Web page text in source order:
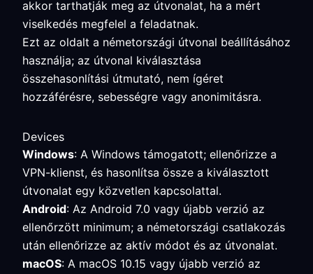
akkor tarthatják meg az útvonalat, ha a mért
viselkedés megfelel a feladatnak.
Ezt az oldalt a németországi útvonal beállításához
használja; az útvonal kiválasztása
összehasonlítási útmutató, nem ígéret
hozzáférésre, sebességre vagy anonimitásra.
Devices
Windows: A Windows támogatott; ellenőrizze a
VPN-klienst, és hasonlítsa össze a kiválasztott
útvonalat egy közvetlen kapcsolattal.
Android: Az Android 7.0 vagy újabb verzió az
ellenőrzött minimum; a németországi csatlakozás
után ellenőrizze az aktív módot és az útvonalat.
macOS: A macOS 10.15 vagy újabb verzió az